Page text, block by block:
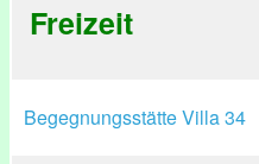
Freizeit
Begegnungsstätte Villa 34